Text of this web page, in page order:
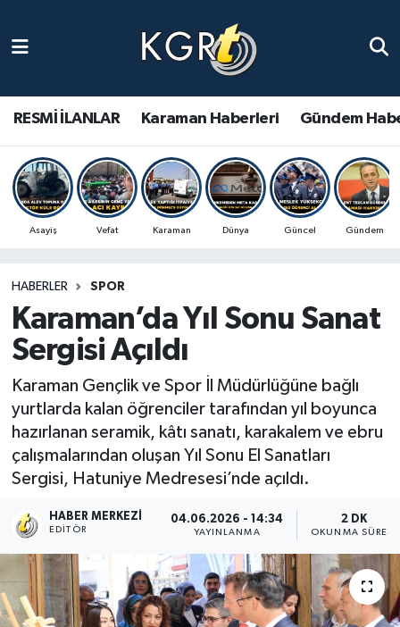
RESMİ İLANLAR Karaman Haberleri Gündem
Asayiş Vefat Karaman Dünya Güncel Gündem
HABERLER SPOR
Karaman’da Yıl Sonu Sanat
Sergisi Açıldı
Karaman Gençlik ve Spor İl Müdürlüğüne bağlı
yurtlarda kalan öğrenciler tarafından yıl boyunca
hazırlanan seramik, kâtı sanatı, karakalem ve ebru
çalışmalarından oluşan Yıl Sonu El Sanatları
Sergisi, Hatuniye Medresesi’nde açıldı.
HABER MERKEZI
EDITÖR
04.06.2026 - 14:34
YAYINLANMA
2 DK
OKUNMA SÜRESI
Gündem Haberleri
Güncel Haberler
Spor Haberleri
Ulusal Haberler
Vefat Edenler